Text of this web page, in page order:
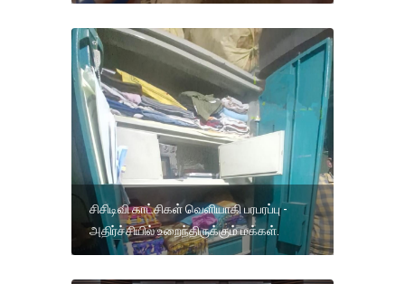
சிசிடிவி காட்சிகள் வெளியாகி பரபரப்பு -
அதிர்ச்சியில் உறைந்திருக்கும் மக்கள்.